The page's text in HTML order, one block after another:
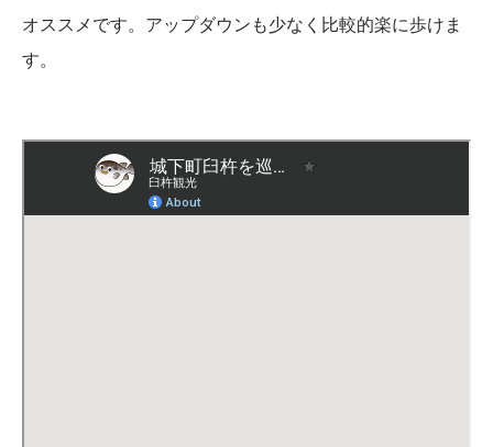
オススメです。アップダウンも少なく比較的楽に歩けま
す。